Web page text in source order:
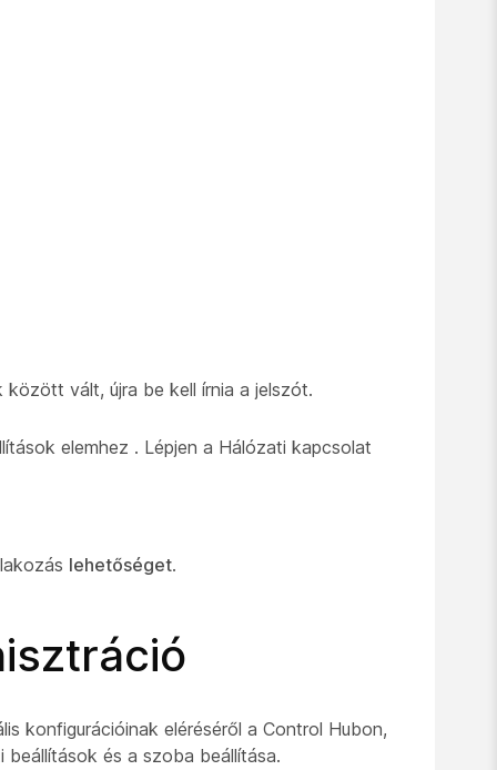
vált, újra be kell írnia a jelszót.
elemhez . Lépjen a Hálózati kapcsolat
lehetőséget.
konfigurációinak eléréséről a Control Hubon,
és a szoba beállítása.